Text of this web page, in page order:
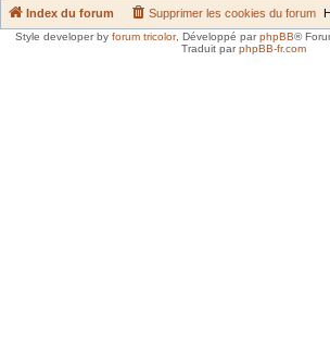
Index du forum Supprimer les cookies du forum
Style developer by forum tricolor, Développé parphpBB®
Traduit parphpBB-fr.com